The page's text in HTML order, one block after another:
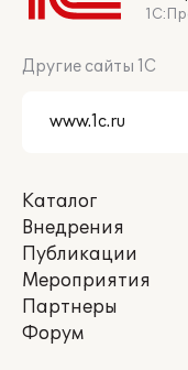
Другие сайты 1С
Каталог
Внедрения
Публикации
Мероприятия
Партнеры
Форум